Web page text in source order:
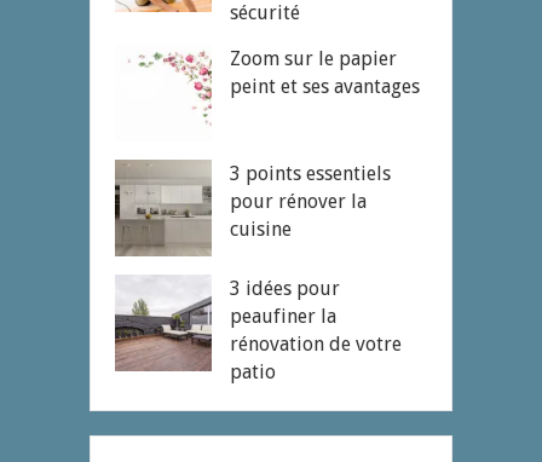
sécurité
Zoom sur le papier
peint et ses avantages
3 points essentiels
pour rénover la
cuisine
3 idées pour
peaufiner la
rénovation de votre
patio